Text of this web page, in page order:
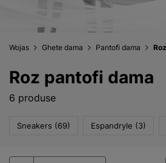
Wojas Ghete dama Pantofi dama
Roz pantofi dama
6 produse
Sneakers (69) Espandryle (3)